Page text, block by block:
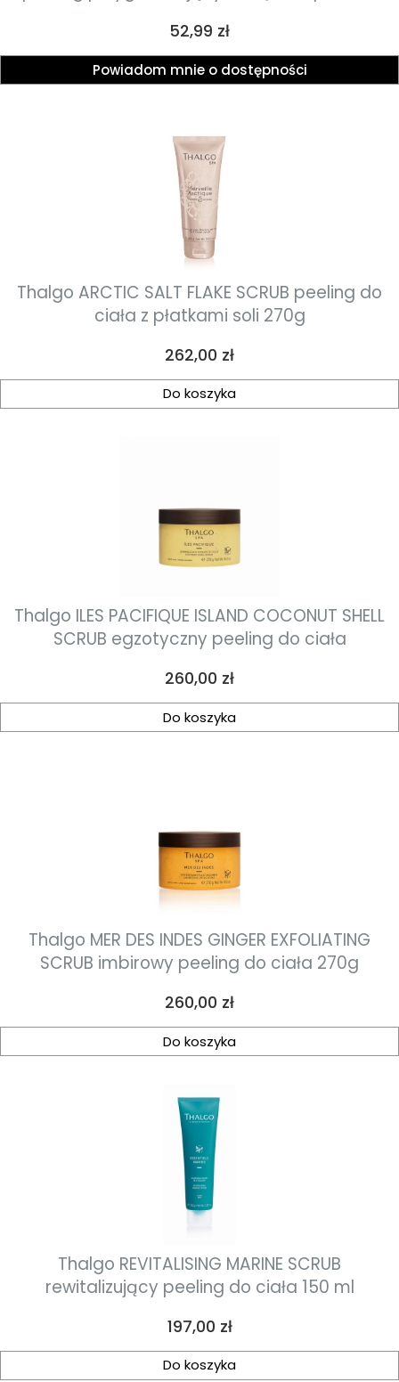
Cena
52,99 zł
Powiadom mnie o dostępności
Thalgo ARCTIC SALT FLAKE SCRUB peeling do
ciała z płatkami soli 270g
Cena
262,00 zł
Do koszyka
Thalgo ILES PACIFIQUE ISLAND COCONUT SHELL
SCRUB egzotyczny peeling do ciała
Cena
260,00 zł
Do koszyka
Thalgo MER DES INDES GINGER EXFOLIATING
SCRUB imbirowy peeling do ciała 270g
Cena
260,00 zł
Do koszyka
Thalgo REVITALISING MARINE SCRUB
rewitalizujący peeling do ciała 150 ml
Cena
197,00 zł
Do koszyka